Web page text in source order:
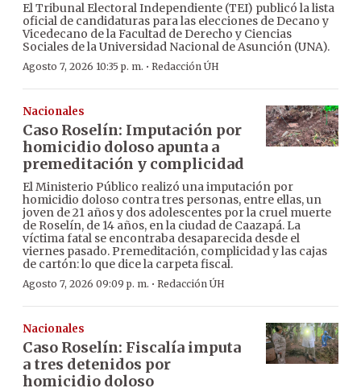
El Tribunal Electoral Independiente (TEI) publicó la lista
oficial de candidaturas para las elecciones de Decano y
Vicedecano de la Facultad de Derecho y Ciencias
Sociales de la Universidad Nacional de Asunción (UNA).
Agosto 7, 2026 10:35 p. m. · Redacción ÚH
Nacionales
Caso Roselín: Imputación por
homicidio doloso apunta a
premeditación y complicidad
El Ministerio Público realizó una imputación por
homicidio doloso contra tres personas, entre ellas, un
joven de 21 años y dos adolescentes por la cruel muerte
de Roselín, de 14 años, en la ciudad de Caazapá. La
víctima fatal se encontraba desaparecida desde el
viernes pasado. Premeditación, complicidad y las cajas
de cartón: lo que dice la carpeta fiscal.
Agosto 7, 2026 09:09 p. m. · Redacción ÚH
Nacionales
Caso Roselín: Fiscalía imputa
a tres detenidos por
homicidio doloso